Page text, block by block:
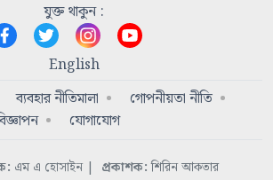
যুক্ত থাকুন :
English
ব্যবহার নীতিমালা
গোপনীয়তা নীতি
যোগাযোগ
এম এ হোসাইন | প্রকাশক:শিরিন আকতার